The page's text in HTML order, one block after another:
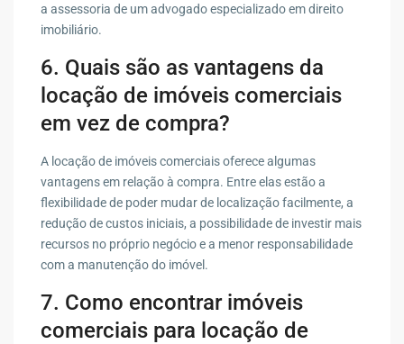
a assessoria de um advogado especializado em direito
imobiliário.
6. Quais são as vantagens da
locação de imóveis comerciais
em vez de compra?
A locação de imóveis comerciais oferece algumas
vantagens em relação à compra. Entre elas estão a
flexibilidade de poder mudar de localização facilmente, a
redução de custos iniciais, a possibilidade de investir mais
recursos no próprio negócio e a menor responsabilidade
com a manutenção do imóvel.
7. Como encontrar imóveis
comerciais para locação de